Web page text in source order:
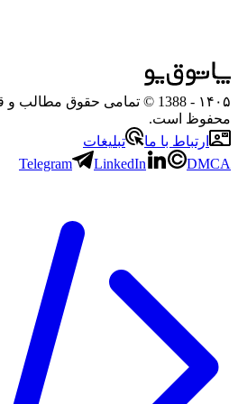
۱۴۰۵
- 1388 © تمامی حقوق مطالب
محفوظ است.
ارتباط با ما
تبلیغات
Telegram
LinkedIn DMCA